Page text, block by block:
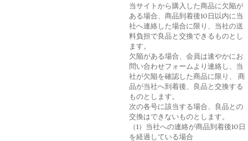
当サイトから購入した商品に欠陥が
ある場合、商品到着後10日以内に当
社へ連絡した場合に限り、当社の送
料負担で良品と交換できるものとし
ます。
欠陥がある場合、会員は速やかにお
問い合わせフォームより連絡し、当
社が欠陥を確認した商品に限り、 商
品が当社へ到着後、良品と交換する
ものとします。
次の各号に該当する場合、良品との
交換はできないものとします。
（1）当社への連絡が商品到着後10日
を経過している場合